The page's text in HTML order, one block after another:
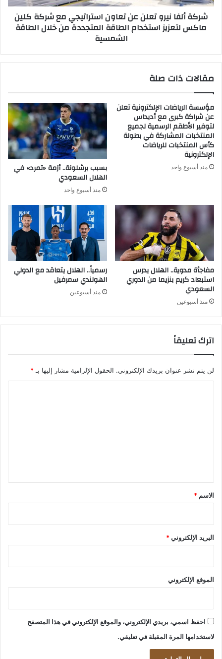
شركة
كلين
ماكس
الطاقة
من
الشمسية
شركة ألفا نيرو تعلن عن تعاون استراتيجي مع شركة كلين
ماكس لتعزيز استخدام الطاقة المتجددة من خلال الطاقة
الشمسية
مقالات ذات صلة
مؤسسة الرياضات الإلكترونية تعلن
عن شراكة كبرى مع أديداس
لتوفير الأطقم الرسمية لجميع
المنتخبات المشاركة في بطولة
كأس المنتخبات للرياضات
الإلكترونية
منذ أسبوع واحد بسبب برشلونة.. أزمة «تمرد» في
الهلال السعودي
منذ أسبوع واحد
مفاجأة مدوية.. الهلال يدرس
استبعاد كريم بنزيما من الدوري
السعودي
منذ أسبوعين
رسمياً.. الهلال يتعاقد مع الدولي
الهولندي سمرفيل
منذ أسبوعين
اترك تعليقاً
لن يتم نشر عنوان بريدك الإلكتروني. الحقول الإلزامية مشار إليها بـ*
*
الاسم *
البريد الإلكتروني*
الموقع الإلكتروني
احفظ اسمي، بريدي الإلكتروني، والموقع الإلكتروني في هذا المتصفح
لاستخدامها المرة المقبلة في تعليقي.